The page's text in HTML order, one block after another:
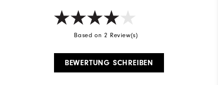
Based on 2 Review(s)
BEWERTUNG SCHREIBEN